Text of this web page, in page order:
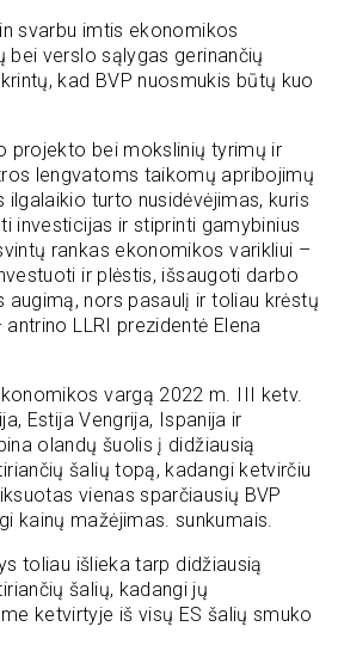
svarbu imtis ekonomikos
bei verslo sąlygas gerinančių
kad BVP nuosmukis būtų kuo
projekto bei mokslinių tyrimų ir
lengvatoms taikomų apribojimų
ilgalaikio turto nusidėvėjimas, kuris
investicijas ir stiprinti gamybinius
rankas ekonomikos varikliui –
ir plėstis, išsaugoti darbo
nors pasaulį ir toliau krėstų
LLRI prezidentė Elena
vargą 2022 m. III ketv.
Estija Vengrija, Ispanija ir
olandų šuolis į didžiausią
šalių topą, kadangi ketvirčiu
vienas sparčiausių BVP
kainų mažėjimas. sunkumais.
toliau išlieka tarp didžiausią
šalių, kadangi jų
ketvirtyje iš visų ES šalių smuko